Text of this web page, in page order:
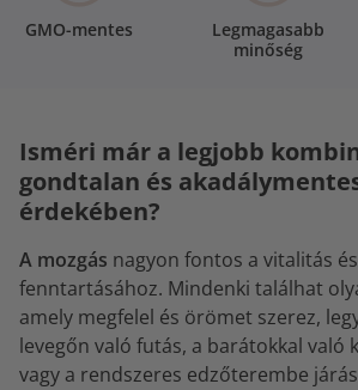
GMO-mentes
Legmagasabb
minőség
Isméri már a legjobb
gondtalan és
érdekében?
A mozgás nagyon fontos a vitalitás
fenntartásához. Mindenki találhat
amely megfelel és örömet szerez,
levegőn való futás, a barátokkal való
vagy a rendszeres edzőterembe